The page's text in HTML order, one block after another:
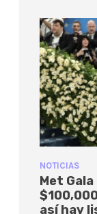
NOTICIAS
Met
así hay